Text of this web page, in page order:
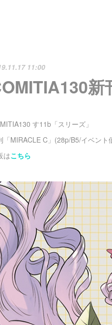
11:00
新
す11b「スリーズ」
「MIRACLE C」(28p/B5/イベント
はこちら